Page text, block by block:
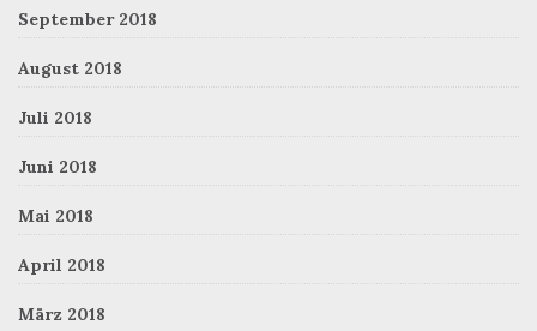
September 2018
August 2018
Juli 2018
Juni 2018
Mai 2018
April 2018
März 2018